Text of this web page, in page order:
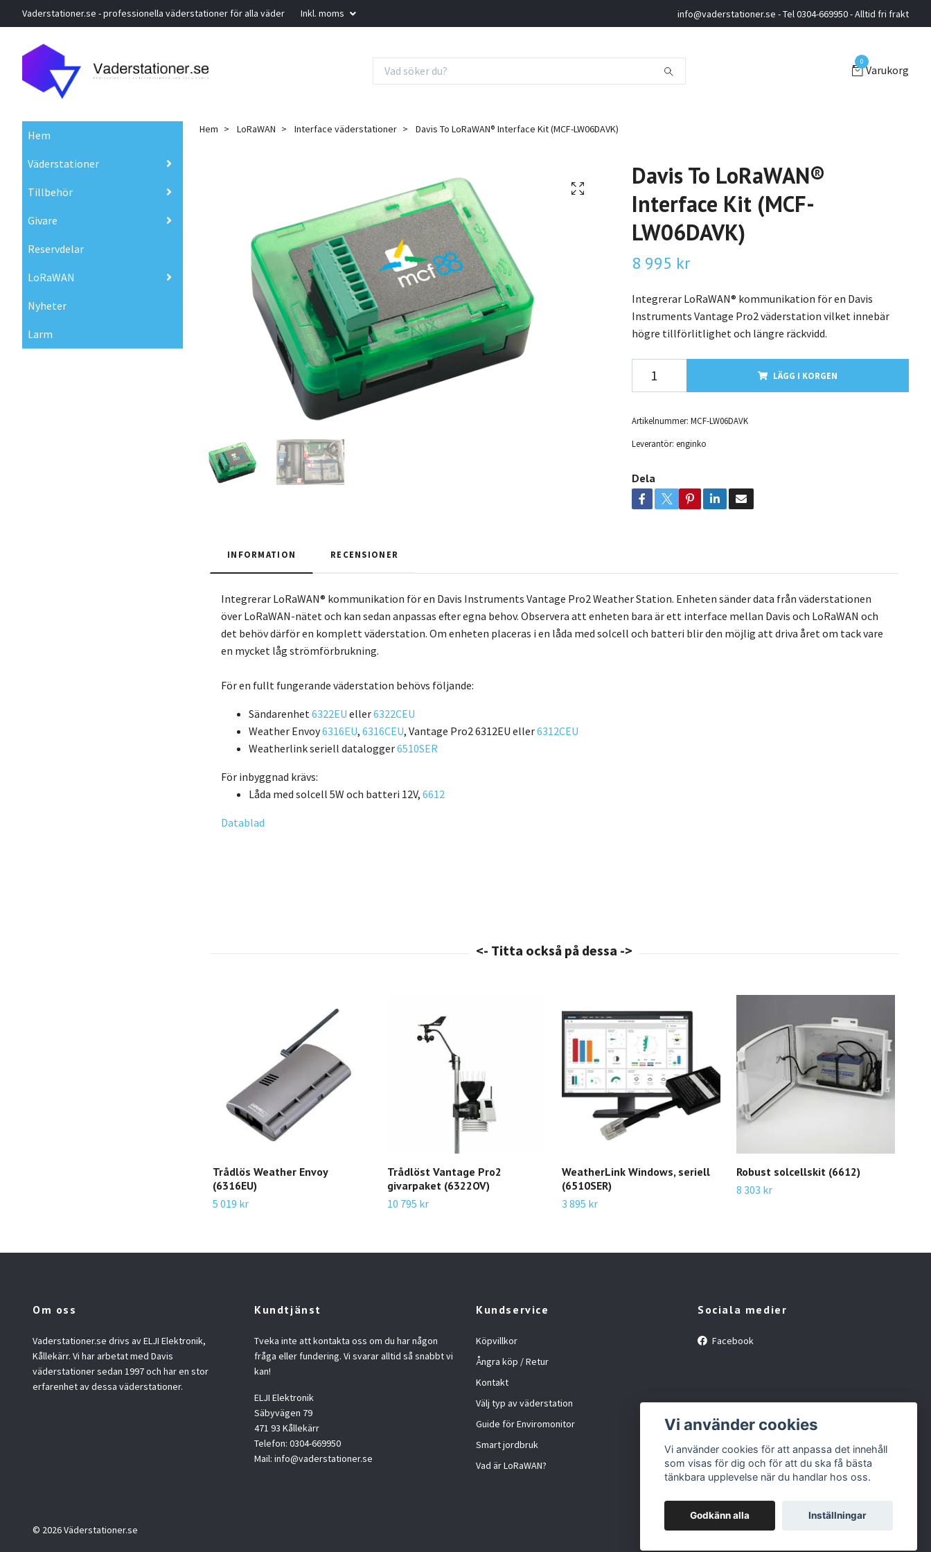
Vaderstationer.se - professionella väderstationer för alla väder Inkl. moms info@vaderstationer.se - Tel 0304-669950 - Alltid fri frakt
0
Varukorg
Hem
Väderstationer
Tillbehör
Givare
Reservdelar
LoRaWAN
Nyheter
Larm
Hem LoRaWAN Interface väderstationer Davis To LoRaWAN® Interface Kit (MCF-LW06DAVK)
Davis To LoRaWAN®
Interface Kit (MCF-
LW06DAVK)
8 995 kr
Integrerar LoRaWAN® kommunikation för en Davis
Instruments Vantage Pro2 väderstation vilket innebär
högre tillförlitlighet och längre räckvidd.
LÄGG I KORGEN
Artikelnummer: MCF-LW06DAVK
Leverantör: enginko
Dela
INFORMATION RECENSIONER
Integrerar LoRaWAN® kommunikation för en Davis Instruments Vantage Pro2 Weather Station. Enheten sänder data från väderstationen
över LoRaWAN-nätet och kan sedan anpassas efter egna behov. Observera att enheten bara är ett interface mellan Davis och LoRaWAN och
det behöv därför en komplett väderstation. Om enheten placeras i en låda med solcell och batteri blir den möjlig att driva året om tack vare
en mycket låg strömförbrukning.
För en fullt fungerande väderstation behövs följande:
Sändarenhet 6322EU eller6322CEU
Weather Envoy6316EU, 6316CEU, Vantage Pro2 6312EU eller6312CEU
Weatherlink seriell datalogger6510SER
För inbyggnad krävs:
Låda med solcell 5W och batteri 12V, 6612
Datablad
Trådlös Weather Envoy
(6316EU)
5 019 kr
Trådlöst Vantage Pro2
givarpaket (6322OV)
10 795 kr
WeatherLink Windows, seriell
(6510SER)
3 895 kr
Robust solcellskit (6612)
8 303 kr
Om oss
Vaderstationer.se drivs av ELJI Elektronik,
Kållekärr. Vi har arbetat med Davis
väderstationer sedan 1997 och har en stor
erfarenhet av dessa väderstationer.
Kundtjänst
Tveka inte att kontakta oss om du har någon
fråga eller fundering. Vi svarar alltid så snabbt vi
kan!
ELJI Elektronik
Säbyvägen 79
471 93 Kållekärr
Telefon: 0304-669950
Mail: info@vaderstationer.se
Kundservice
Köpvillkor
Ångra köp / Retur
Kontakt
Välj typ av väderstation
Guide för Enviromonitor
Smart jordbruk
Vad är LoRaWAN?
Sociala medier
Facebook
© 2026 Väderstationer.se
Vi använder cookies
Vi använder cookies för att anpassa det innehåll
som visas för dig och för att du ska få bästa
tänkbara upplevelse när du handlar hos oss.
Godkänn alla Inställningar